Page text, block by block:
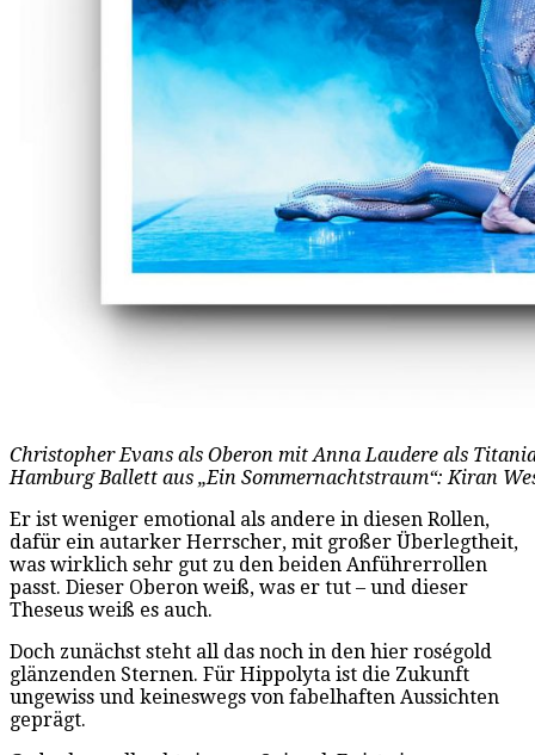
Christopher Evans als Oberon mit Anna Laudere als
Hamburg Ballett aus „Ein Sommernachtstraum“: Kiran
Er ist weniger emotional als andere in diesen Rollen,
dafür ein autarker Herrscher, mit großer Überlegtheit,
was wirklich sehr gut zu den beiden Anführerrollen
passt. Dieser Oberon weiß, was er tut – und dieser
Theseus weiß es auch.
Doch zunächst steht all das noch in den hier roségold
glänzenden Sternen. Für Hippolyta ist die Zukunft
ungewiss und keineswegs von fabelhaften Aussichten
geprägt.